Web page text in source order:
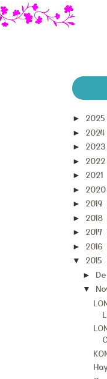
► 2025
► 2024
► 2023
► 2022
► 2021
► 2020
► 2019
► 2018
► 2017
► 2016
▼ 2015
►
▼